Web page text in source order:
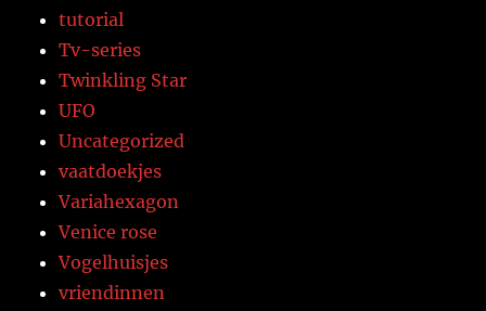
tutorial
Tv-series
Twinkling Star
UFO
Uncategorized
vaatdoekjes
Variahexagon
Venice rose
Vogelhuisjes
vriendinnen